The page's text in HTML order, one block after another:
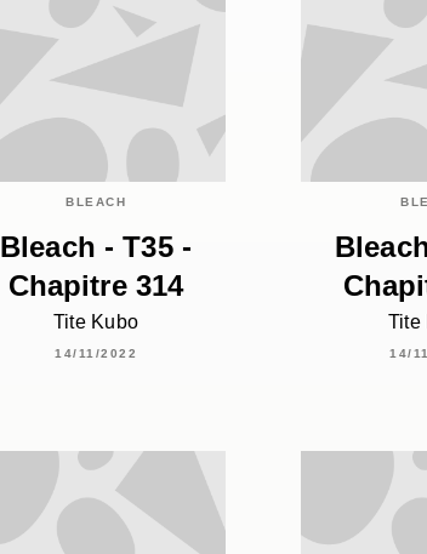
BLEACH
Bleach - T35 -
Chapitre 314
Tite Kubo
14/11/2022
Tite
14/